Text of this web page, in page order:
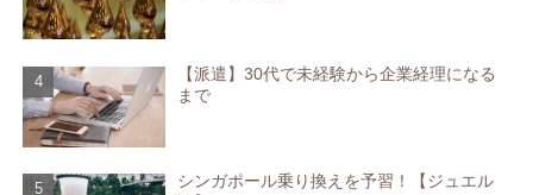
【派遣】30代で未経験から企業経理になる
まで
シンガポール乗り換えを予習！【ジュエル